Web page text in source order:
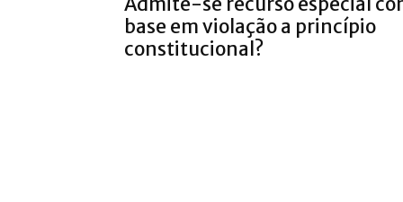
base em violação a princípio
constitucional?